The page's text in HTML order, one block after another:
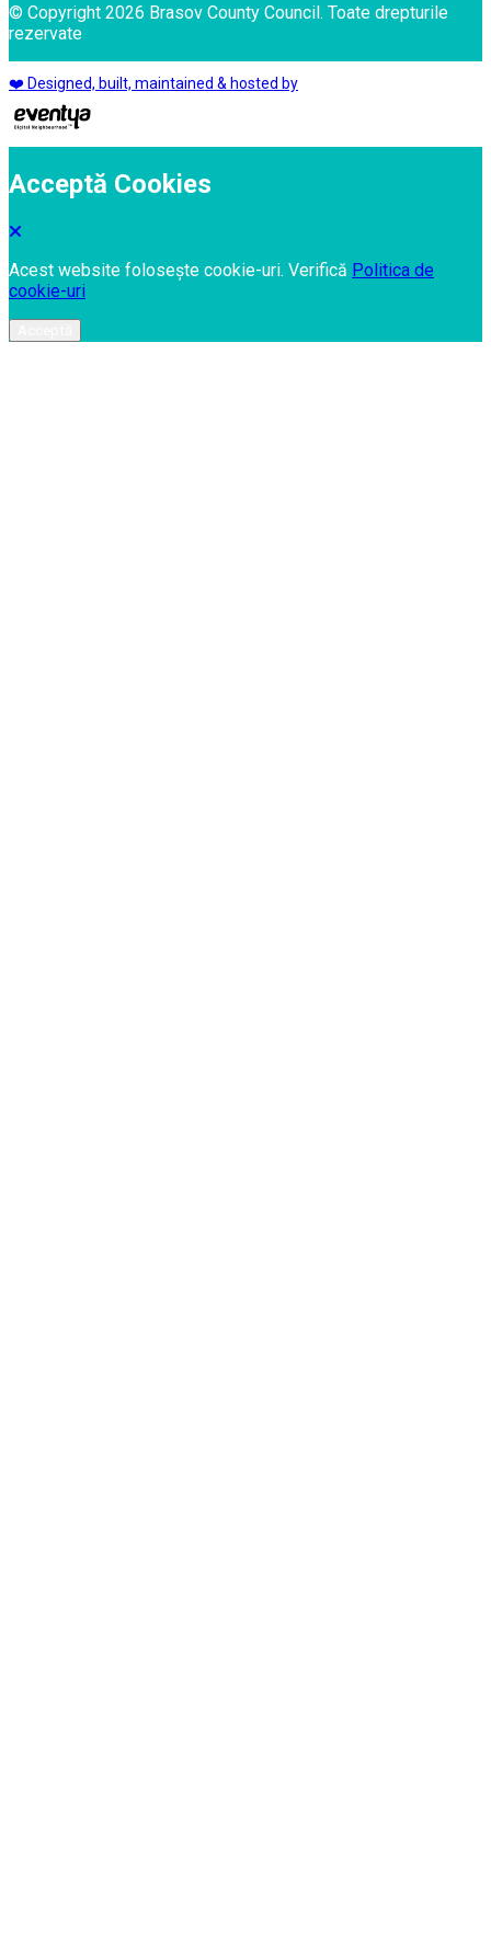
© Copyright 2026 Brasov County Council. Toate drepturile
rezervate
❤️ Designed, built, maintained & hosted by
Acceptă Cookies
Acest website folosește cookie-uri. Verifică Politica de
cookie-uri